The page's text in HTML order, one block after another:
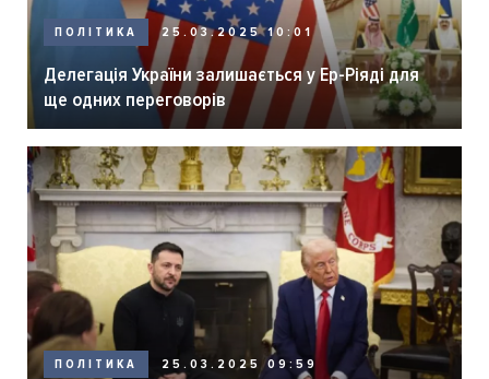
ПОЛІТИКА 25.03.2025 10:01
Делегація України залишається у Ер-Ріяді для
ще одних переговорів
ПОЛІТИКА 25.03.2025 09:59